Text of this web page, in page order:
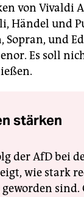
von Vivaldi
Händel und
Sopran, und
Es soll
stärken
der AfD bei
wie stark
sind.